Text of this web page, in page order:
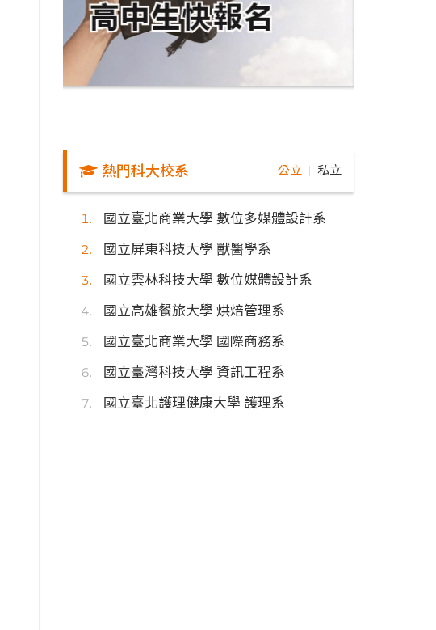
熱門科大校系 公立 私立
國立臺北商業大學 數位多媒體設計系
國立屏東科技大學 獸醫學系
國立雲林科技大學 數位媒體設計系
國立高雄餐旅大學 烘焙管理系
國立臺北商業大學 國際商務系
國立臺灣科技大學 資訊工程系
國立臺北護理健康大學 護理系